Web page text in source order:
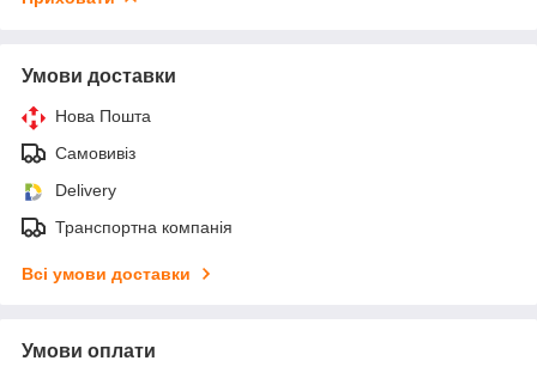
Умови доставки
Нова Пошта
Самовивіз
Delivery
Транспортна компанія
Всі умови доставки
Умови оплати